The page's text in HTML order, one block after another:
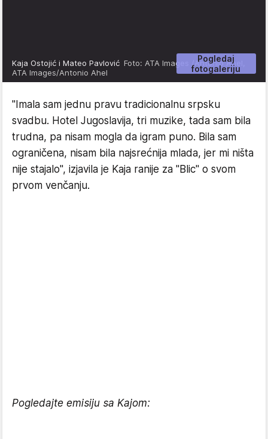
Pogledaj
fotogaleriju
Kaja Ostojić i Mateo Pavlović Foto: ATA Images /Antonio Ahel,
ATA Images/Antonio Ahel
"Imala sam jednu pravu tradicionalnu srpsku
svadbu. Hotel Jugoslavija, tri muzike, tada sam bila
trudna, pa nisam mogla da igram puno. Bila sam
ograničena, nisam bila najsrećnija mlada, jer mi ništa
nije stajalo", izjavila je Kaja ranije za "Blic" o svom
prvom venčanju.
Pogledajte emisiju sa Kajom: